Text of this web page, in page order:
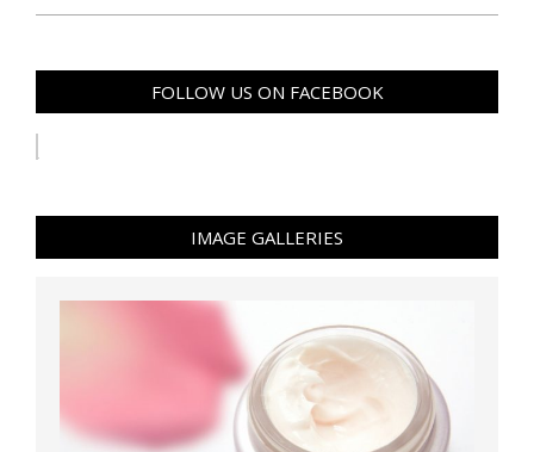
FOLLOW US ON FACEBOOK
IMAGE GALLERIES